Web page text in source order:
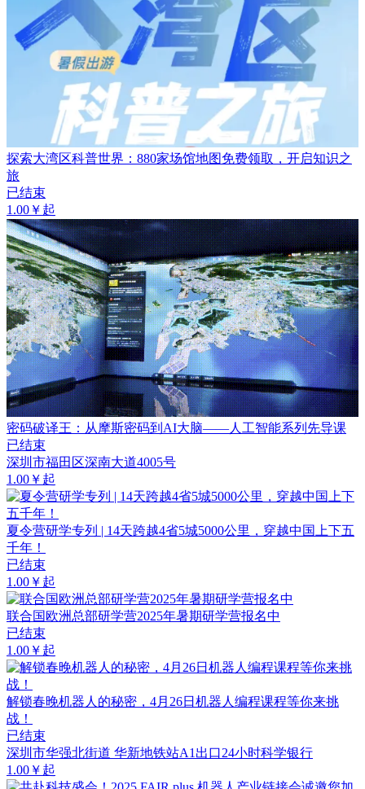
探索大湾区科普世界：880家场馆地图免费领取，开启知识之
旅
已结束
1.00￥起
密码破译王：从摩斯密码到AI大脑——人工智能系列先导课
已结束
深圳市福田区深南大道4005号
1.00￥起
夏令营研学专列 | 14天跨越4省5城5000公里，穿越中国上下五
千年！
已结束
1.00￥起
联合国欧洲总部研学营2025年暑期研学营报名中
已结束
1.00￥起
解锁春晚机器人的秘密，4月26日机器人编程课程等你来挑
战！
已结束
深圳市华强北街道 华新地铁站A1出口24小时科学银行
1.00￥起